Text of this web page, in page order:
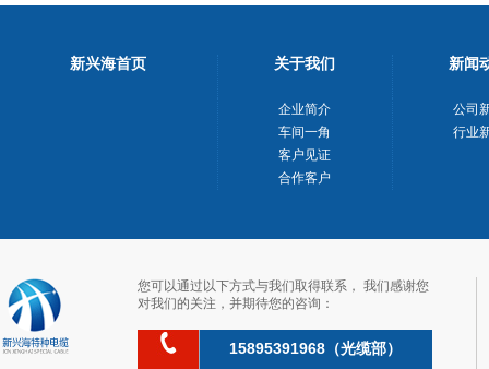
新兴海首页 关于我们 新闻
企业简介
车间一角
客户见证
合作客户
公司
行业
您可以通过以下方式与我们取得联系，我们感谢您
对我们的关注，并期待您的咨询：
15895391968（光缆部）